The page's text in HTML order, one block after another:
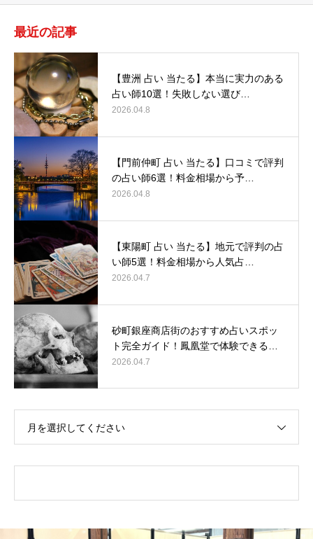
最近の記事
【豊洲 占い 当たる】本当に実力のある
占い師10選！失敗しない選び…
2026.04.8
【門前仲町 占い 当たる】口コミで評判
の占い師6選！料金相場から予…
2026.04.8
【東陽町 占い 当たる】地元で評判の占
い師5選！料金相場から人気占…
2026.04.7
砂町銀座商店街のおすすめ占いスポッ
ト完全ガイド！鳳凰堂で体験できる…
2026.04.7
月を選択してください